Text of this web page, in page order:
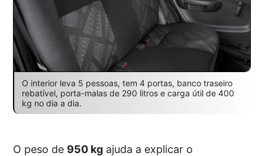
O interior leva 5 pessoas, tem 4 portas, banco traseiro
rebatível, porta-malas de 290 litros e carga útil de 400
kg no dia a dia.
O peso de 950 kg ajuda a explicar o